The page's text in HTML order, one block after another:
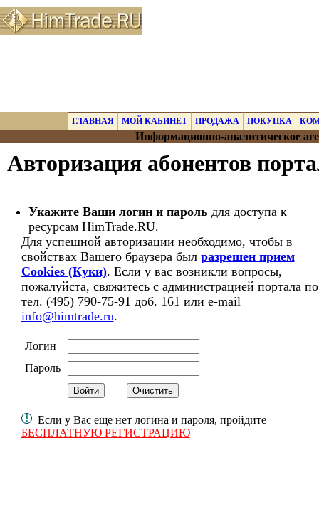
ГЛАВНАЯ МОЙ КАБИНЕТ ПРОДАЖА ПОКУПКА
Информационно-аналитическое
Авторизация абонентов
Укажите Ваши логин и пароль для доступа к
ресурсам HimTrade.RU.
Для успешной авторизации необходимо, чтобы в
свойствах Вашего браузера был разрешен прием
Cookies (Куки). Если у вас возникли вопросы,
пожалуйста, свяжитесь с администрацией портала по
тел. (495) 790-75-91 доб. 161 или e-mail
info@himtrade.ru.
Логин
Пароль
Если у Вас еще нет логина и пароля, пройдите
БЕСПЛАТНУЮ РЕГИСТРАЦИЮ